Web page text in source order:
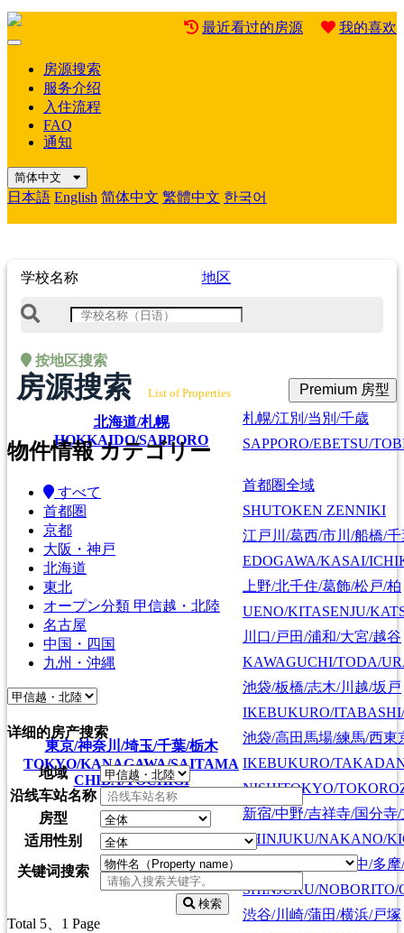
最近看过的房源 我的喜欢
Mobile
房源搜索
服务介绍
入住流程
FAQ
通知
简体中文
日本語 English 简体中文 繁體中文 한국어
学校名称 地区
按地区搜索
北海道/札幌
HOKKAIDO/SAPPORO
札幌/江別/当別/千歳
SAPPORO/EBETSU/
東京/神奈川/埼玉/千葉/栃木
TOKYO/KANAGAWA/SAITAMA
CHIBA/TOCHIGI
首都圏全域
SHUTOKEN ZENNIKI
江戸川/葛西/市川/船橋/千
EDOGAWA/KASAI/
上野/北千住/葛飾/松戸/柏
UENO/KITASENJU/
川口/戸田/浦和/大宮/越谷
KAWAGUCHI/TODA/
池袋/板橋/志木/川越/坂戸
IKEBUKURO/
池袋/高田馬場/練馬/西東
IKEBUKURO/
NISHITOKYO/
新宿/中野/吉祥寺/国分寺
SHINJUKU/NAKANO/
新宿/登戸/調布/府中/多
SHINJUKU/
渋谷/川崎/蒲田/横浜/戸塚
房源搜索 List of Properties Premium 房型
物件情報 カテゴリー
すべて
首都圏
京都
大阪・神戸
北海道
東北
オープン分類 甲信越・北陸
名古屋
中国・四国
九州・沖縄
详细的房产搜索
地域
沿线车站名称
房型
适用性别
关键词搜索
検索
Total 5、1 Page